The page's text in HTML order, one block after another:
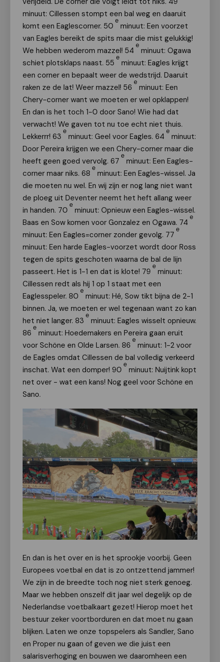
minuut: Cillessen stompt een bal weg en daaruit
komt een Eaglescorner. 50
e
minuut: Een voorzet
van Eagles bereikt de spits maar die mist gelukkig!
We hebben wederom mazzel! 54
e
minuut: Ogawa
schiet plotsklaps naast. 55
e
minuut: Eagles krijgt
een corner en bepaalt weer de wedstrijd. Daaruit
raken ze de lat! Weer mazzel! 56
e
minuut: Een
Chery-corner want we moeten er wel opklappen!
En dan is het toch 1-0 door Sano! Wie had dat
verwacht! We gaven tot nu toe echt niet thuis.
Lekkerrr! 63
e
minuut: Geel voor Eagles. 64
e
minuut:
Door Pereira krijgen we een Chery-corner maar die
heeft geen goed vervolg. 67
e
minuut: Een Eagles-
corner maar niks. 68
e
minuut: Een Eagles-wissel. Ja
die moeten nu wel. En wij zijn er nog lang niet want
de ploeg uit Deventer neemt het heft allang weer
in handen. 70
e
minuut: Opnieuw een Eagles-wissel.
Baas en Sow komen voor Gonzalez en Ogawa. 74
e
minuut: Een Eagles=corner zonder gevolg. 77
e
minuut: Een harde Eagles-voorzet wordt door Ross
tegen de spits geschoten waarna de bal de lijn
passeert. Het is 1-1 en dat is klote! 79
e
minuut:
Cillessen redt als hij 1 op 1 staat met een
Eaglesspeler. 80
e
minuut: Hé, Sow tikt bijna de 2-1
binnen. Ja, we moeten er wel tegenaan want zo kan
het niet langer. 83
e
minuut: Eagles wisselt opnieuw.
86
e
minuut: Hoedemakers en Pereira gaan eruit
voor Schöne en Olde Larsen. 86
e
minuut: 1-2 voor
de Eagles omdat Cillessen de bal volledig verkeerd
inschat. Wat een domper! 90
e
minuut: Nuijtink kopt
net over - wat een kans! Nog geel voor Schöne en
Sano.
En dan is het over en is het sprookje voorbij. Geen
Europees voetbal en dat is zo ontzettend jammer!
We zijn in de breedte toch nog niet sterk genoeg.
Maar we hebben onszelf dit jaar wel degelijk op de
Nederlandse voetbalkaart gezet! Hierop moet het
bestuur zeker voortborduren en dat moet nu gaan
blijken. Laten we onze topspelers als Sandler, Sano
en Proper nu gaan of geven we die juist een
salarisverhoging en bouwen we daaromheen een